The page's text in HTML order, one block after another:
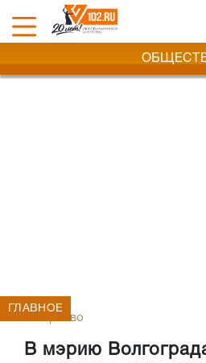
Общество
В мэрию
ГЛАВНОЕ